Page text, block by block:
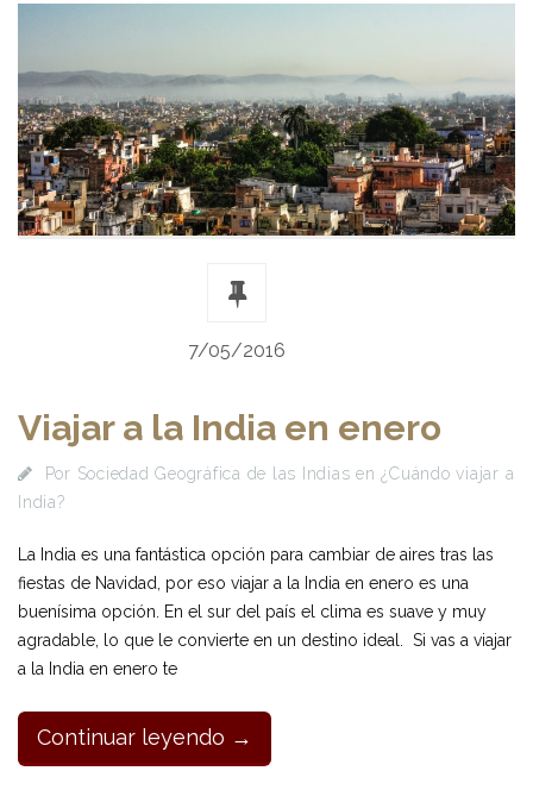
7/05/2016
Viajar a la India en enero
Por Sociedad Geográfica de las Indias en¿Cuándo viajar a
India?
La India es una fantástica opción para cambiar de aires tras las
fiestas de Navidad, por eso viajar a la India en enero es una
buenísima opción. En el sur del país el clima es suave y muy
agradable, lo que le convierte en un destino ideal. Si vas a viajar
a la India en enero te
Continuar leyendo →